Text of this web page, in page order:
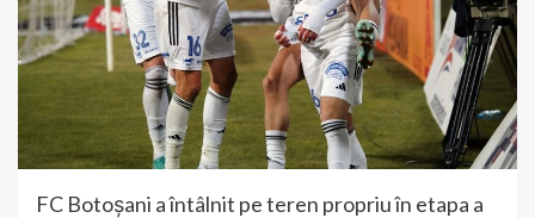
FC Botoșani a întâlnit pe teren propriu în etapa a